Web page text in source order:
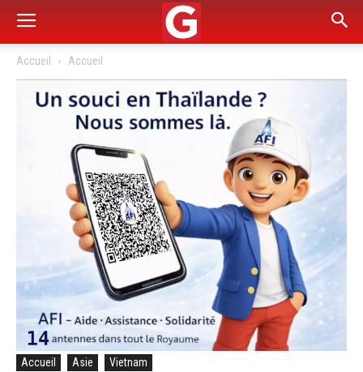
Accueil Accueil
Accueil Asie Vietnam